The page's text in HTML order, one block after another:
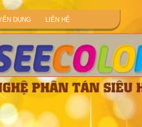
DỤNG LIÊN HỆ